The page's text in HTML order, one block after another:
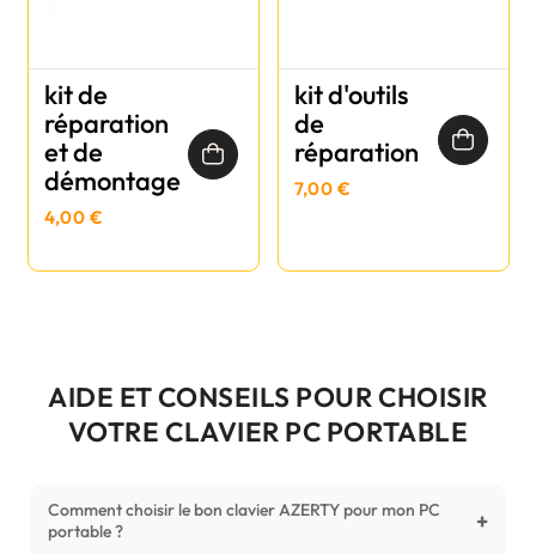
kit de
réparation
et de
démontage
4,00 €
kit d'outils
de
réparation
7,00 €
AIDE ET CONSEILS POUR CHOISIR
VOTRE CLAVIER PC PORTABLE
Comment choisir le bon clavier AZERTY pour mon PC
portable ?
+